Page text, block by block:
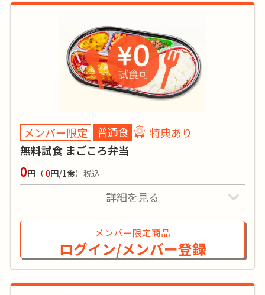
メンバー限定 普通食
特典あり
無料試食 まごころ弁当
0円 （0円/1食）税込
無料試食対象商品です。「注文希望」のお申込
み完了後、「まごころ弁当」の担当からご連絡
いたします。お弁当の種類や配達日は担当へ直
詳細を見る
メンバー限定商品
ログイン/メンバー登録